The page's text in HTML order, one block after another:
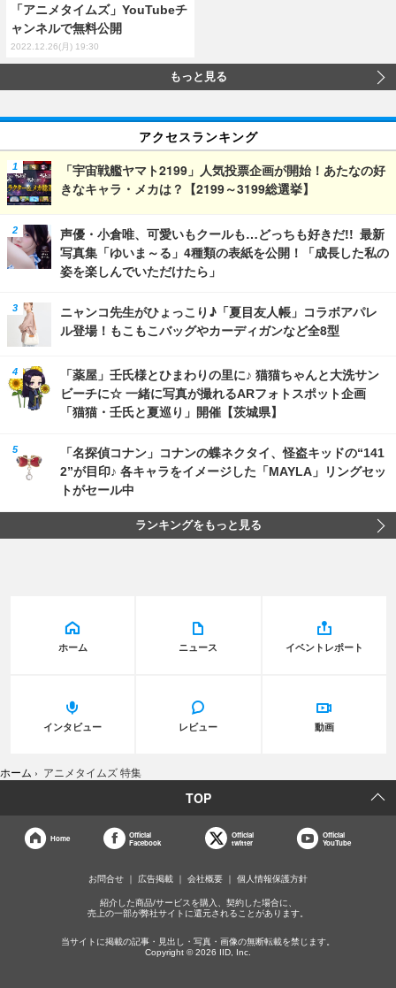
「アニメタイムズ」YouTubeチ
ャンネルで無料公開
2022.12.26(月) 19:30
もっと見る
アクセスランキング
「宇宙戦艦ヤマト2199」人気投票企画が開始！あたなの好
きなキャラ・メカは？【2199～3199総選挙】
声優・小倉唯、可愛いもクールも…どっちも好きだ!! 最新
写真集「ゆいま～る」4種類の表紙を公開！「成長した私の
姿を楽しんでいただけたら」
ニャンコ先生がひょっこり♪「夏目友人帳」コラボアパレ
ル登場！もこもこバッグやカーディガンなど全8型
「薬屋」壬氏様とひまわりの里に♪ 猫猫ちゃんと大洗サン
ビーチに☆ 一緒に写真が撮れるARフォトスポット企画
「猫猫・壬氏と夏巡り」開催【茨城県】
「名探偵コナン」コナンの蝶ネクタイ、怪盗キッドの“141
2”が目印♪ 各キャラをイメージした「MAYLA」リングセッ
トがセール中
ランキングをもっと見る
ホーム ニュース イベントレポート
インタビュー レビュー 動画
ホーム › アニメタイムズ 特集
TOP
Home
Official
Facebook
Official
twitter
Official
YouTube
お問合せ 広告掲載 会社概要 個人情報保護方針
紹介した商品/サービスを購入、契約した場合に、
売上の一部が弊社サイトに還元されることがあります。
当サイトに掲載の記事・見出し・写真・画像の無断転載を禁じます。
Copyright © 2026 IID, Inc.